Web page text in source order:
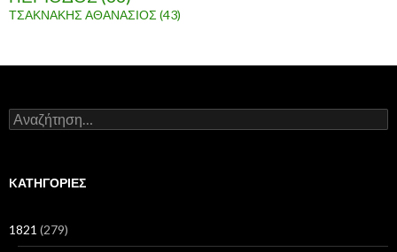
ΤΣΑΚΝΑΚΗΣ ΑΘΑΝΑΣΙΟΣ (43)
Α
ν
ή
σ
KΑΤΗΓΟΡΊΕΣ
1821 (279)